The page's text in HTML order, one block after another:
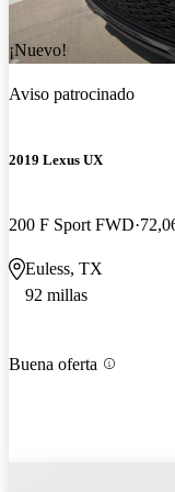
¡Nuevo!
Aviso patrocinado
2019 Lexus UX
200 F Sport FWD
Euless, TX
92 millas
Buena oferta